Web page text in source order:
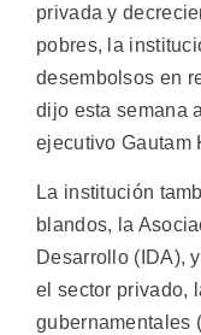
privada y
pobres, la
desembolsos en
dijo esta semana
ejecutivo Gautam
La institución
blandos, la
Desarrollo (IDA),
el sector privado,
gubernamentales